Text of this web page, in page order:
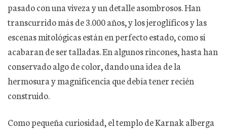
pasado con una viveza y un detalle asombrosos. Han
transcurrido más de 3.000 años, y los jeroglíficos y las
escenas mitológicas están en perfecto estado, como si
acabaran de ser talladas. En algunos rincones, hasta han
conservado algo de color, dando una idea de la
hermosura y magnificencia que debía tener recién
construido.
Como pequeña curiosidad, el templo de Karnak alberga